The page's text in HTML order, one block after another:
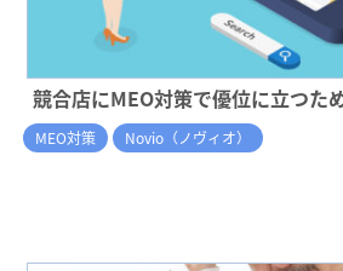
競合店にMEO対策で優位に立つた
MEO対策 Novio（ノヴィオ）